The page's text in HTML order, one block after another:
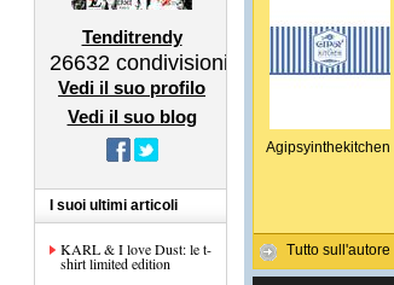
Tenditrendy
26632 condivisioni
Vedi il suo profilo
Vedi il suo blog
I suoi ultimi articoli
KARL & I love Dust: le t-
shirt limited edition
Agipsyinthekitchen
Tutto sull'autore